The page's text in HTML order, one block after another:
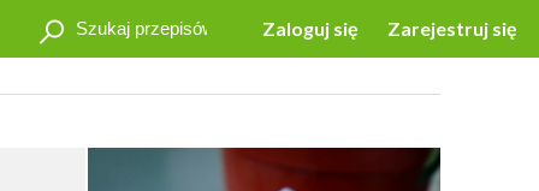
Zaloguj się Zarejestruj się